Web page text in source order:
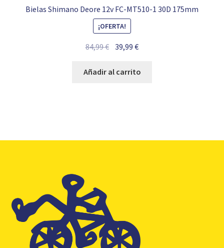
Bielas Shimano Deore 12v FC-MT510-1 30D 175mm
¡OFERTA!
84,99€ El
original
39,99€El
actual
Añadir al carrito